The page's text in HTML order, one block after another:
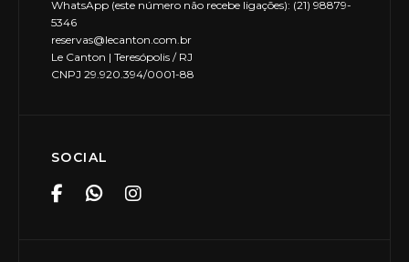
WhatsApp (este número não recebe ligações): (21) 98879-
5346
reservas@lecanton.com.br
Le Canton | Teresópolis / RJ
CNPJ 29.920.394/0001-88
SOCIAL